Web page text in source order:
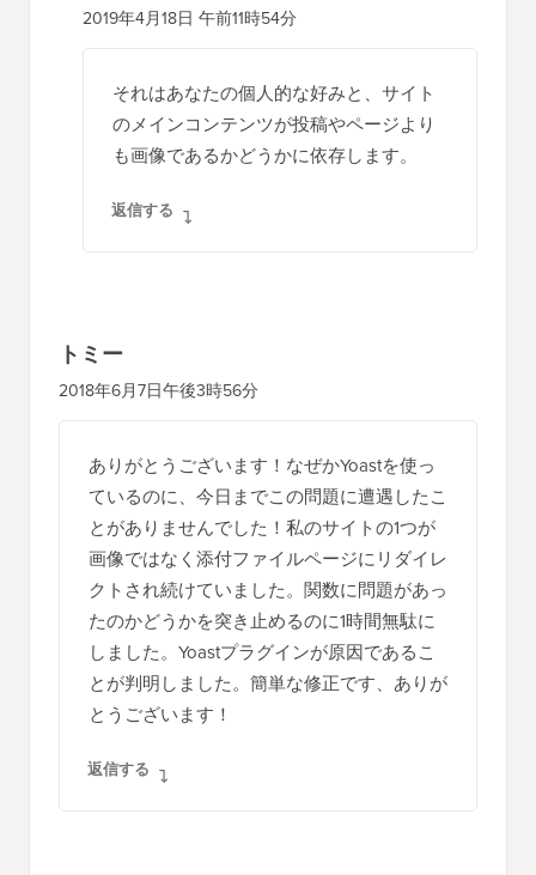
2019年4月18日 午前11時54分
それはあなたの個人的な好みと、サイト
のメインコンテンツが投稿やページより
も画像であるかどうかに依存します。
返信する
トミー
2018年6月7日午後3時56分
ありがとうございます！なぜかYoastを使っ
ているのに、今日までこの問題に遭遇したこ
とがありませんでした！私のサイトの1つが
画像ではなく添付ファイルページにリダイレ
クトされ続けていました。関数に問題があっ
たのかどうかを突き止めるのに1時間無駄に
しました。Yoastプラグインが原因であるこ
とが判明しました。簡単な修正です、ありが
とうございます！
返信する